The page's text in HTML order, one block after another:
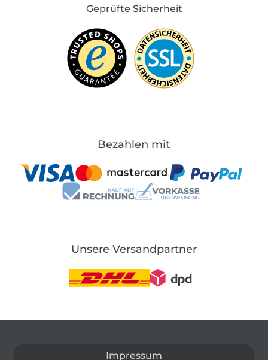
Geprüfte Sicherheit
Bezahlen mit
Unsere Versandpartner
Impressum